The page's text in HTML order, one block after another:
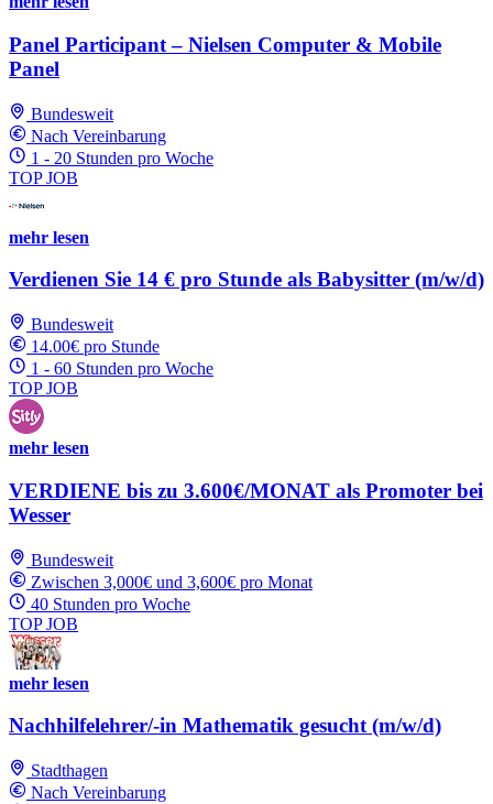
Panel Participant – Nielsen Computer & Mobile
Panel
Bundesweit
Nach Vereinbarung
1 - 20 Stunden pro Woche
TOP JOB
mehr lesen
Verdienen Sie 14 € pro Stunde als Babysitter (m/w/d)
Bundesweit
14.00€ pro Stunde
1 - 60 Stunden pro Woche
TOP JOB
mehr lesen
VERDIENE bis zu 3.600€/MONAT als Promoter bei
Wesser
Bundesweit
Zwischen 3,000€ und 3,600€ pro Monat
40 Stunden pro Woche
TOP JOB
mehr lesen
Nachhilfelehrer/-in Mathematik gesucht (m/w/d)
Stadthagen
Nach Vereinbarung